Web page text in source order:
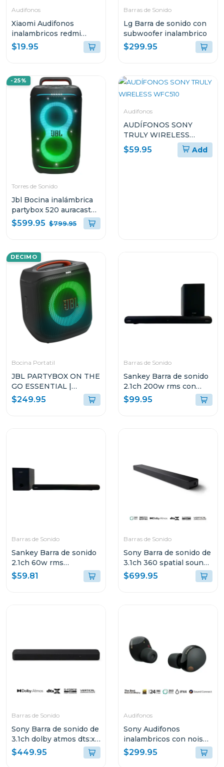
Audifonos
Xiaomi Audifonos
inalambricos redmi
buds 6 active bluetooth
$19.95
Barras de Sonido
Lg Barra de sonido con
subwoofer inalambrico
$299.95
-25%
Torres de Sonido
Jbl Bocina inalámbrica
partybox 520 auracast
400 w rms
$599.95 $799.95
Audifonos
AUDÍFONOS SONY
TRULY WIRELESS
WFC510
$59.95 Add
DECIMO
Bocina Portatil
JBL PARTYBOX ON THE
GO ESSENTIAL |
ALTAVOZ PORTÁTIL
PARA FIESTAS CON
$249.95
Barras de Sonido
Sankey Barra de sonido
2.1ch 200w rms con
sonido envolvente 3d
hmt200
$99.95
Barras de Sonido
Sankey Barra de sonido
2.1ch 60w rms
bluetooth hmt62
$59.81
Barras de Sonido
Sony Barra de sonido de
3.1ch 360 spatial sound
mapping dolby atmos
a3000
$699.95
Barras de Sonido
Sony Barra de sonido de
3.1ch dolby atmos dts:x
s2000
$449.95
Audifonos
Sony Audifonos
inalambricos con noise
cancelling wf1000xm5
negro
$299.95